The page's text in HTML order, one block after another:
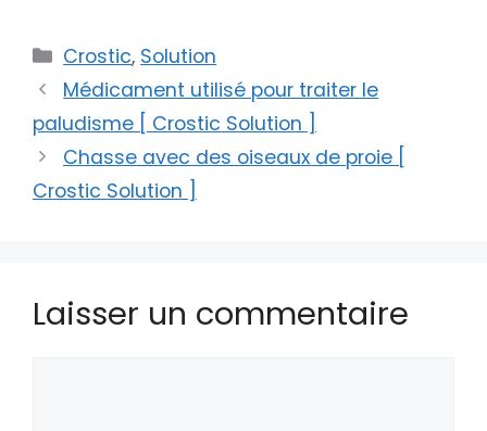
Catégories
Crostic, Solution
Médicament utilisé pour traiter le
paludisme [ Crostic Solution ]
Chasse avec des oiseaux de proie [
Crostic Solution ]
Laisser un commentaire